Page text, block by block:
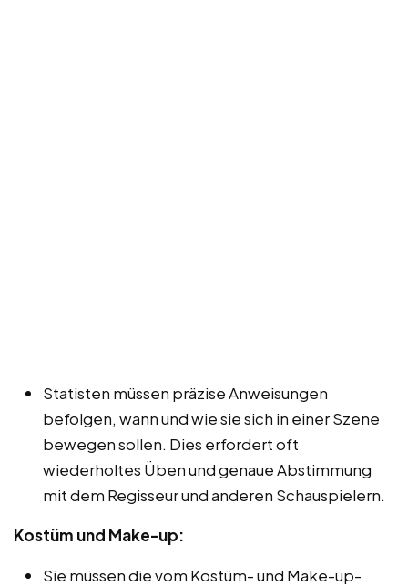
Statisten müssen präzise Anweisungen
befolgen, wann und wie sie sich in einer Szene
bewegen sollen. Dies erfordert oft
wiederholtes Üben und genaue Abstimmung
mit dem Regisseur und anderen Schauspielern.
Kostüm und Make-up:
Sie müssen die vom Kostüm- und Make-up-